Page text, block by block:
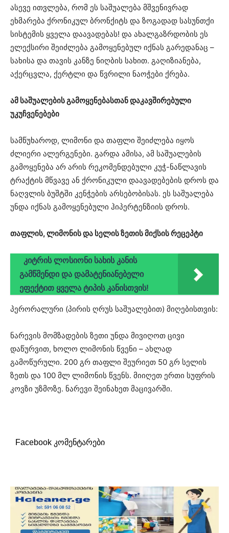
ასევე ითვლება, რომ ეს საშუალება მშვენივრად
ეხმარება ქრონიკულ ბრონქიტს და ზოგადად სასუნთქი
სისტემის ყველა დაავადებას! და ახალგაზრდობის ეს
ელექსირი შეიძლება გამოყენებულ იქნას გარედანაც –
სახისა და თავის კანზე ნიღბის სახით. გაღიზიანება,
აქერცვლა, ქერტლი და წვრილი ნაოჭები ქრება.
ამ საშუალების გამოყენებასთან დაკავშირებული
უკუჩვენებები
სამწუხაროდ, ლიმონი და თაფლი შეიძლება იყოს
ძლიერი ალერგენები. გარდა ამისა, ამ საშუალების
გამოყენება არ არის რეკომენდებული კუჭ-ნაწლავის
ტრაქტის მწვავე ან ქრონიკული დაავადებების დროს და
ნაღვლის ბუშტში კენჭების არსებობისას. ეს საშუალება
უნდა იქნას გამოყენებული ჰიპერტენზიის დროს.
თაფლის, ლიმონის და სელის ზეთის მიქსის რეცეპტი
კიტრის ლოსიონი სახის კანის
გამწმენდი და დამატენიანებელი
ეფექტით ყველა ტიპის კანისთვის!
პერორალური (პირის ღრუს საშუალებით) მიღებისთვის:
ნარევის მომზადების ზეთი უნდა მივიღოთ ცივი
დაწურვით, ხოლო ლიმონის წვენი – ახლად
გამოწურული. 200 გრ თაფლი შეურიეთ 50 გრ სელის
ზეთს და 100 მლ ლიმონის წვენს. მიიღეთ ერთი სუფრის
კოვზი უზმოზე. ნარევი შეინახეთ მაცივარში.
Facebook კომენტარები